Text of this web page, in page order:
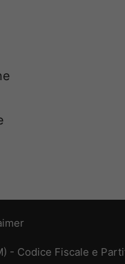
- Codice Fiscale e